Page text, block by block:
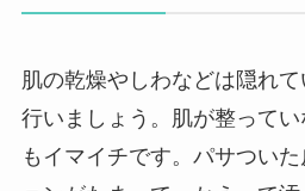
肌の乾燥やしわなどは隠れ
行いましょう。肌が整って
もイマイチです。パサつい